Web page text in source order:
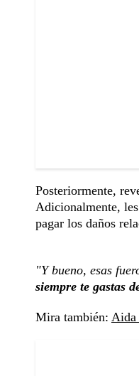
Posteriormente,
Adicionalmente,
pagar los daños
"Y bueno, esas
siempre te gastas
Mira también: Aida